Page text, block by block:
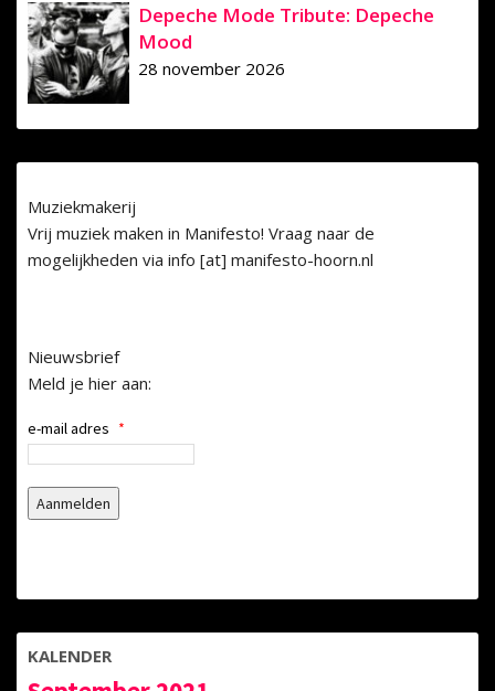
Depeche Mode Tribute: Depeche
Mood
28 november 2026
Muziekmakerij
Vrij muziek maken in Manifesto! Vraag naar de
mogelijkheden via info [at] manifesto-hoorn.nl
Nieuwsbrief
Meld je hier aan:
e-mail adres *
KALENDER